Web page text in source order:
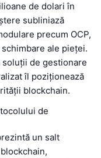
de dolari în
subliniază
precum OCP,
ale pieței.
soluții de gestionare
îl poziționează
blockchain.
de
un salt